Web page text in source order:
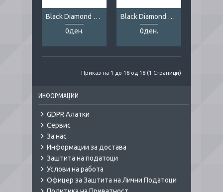
Black Diamond Storm 500-R
0ден.
Black Diamond Storm 500-R gray
0ден.
Приказ на 1 до 18 од 18 (1 Страници)
ИНФОРМАЦИИ
GDPR Алатки
Сервис
За нас
Информации за достава
Заштита на податоци
Услови на работа
Офицер за Заштита на Лични Податоци